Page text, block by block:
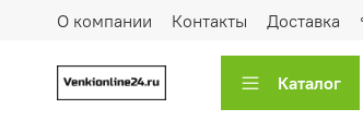
О компании Контакты Доставка
Каталог